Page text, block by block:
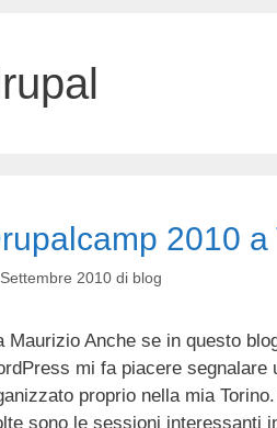
2010
2010 di blog
Maurizio Anche se in questo
mi fa piacere segnalare
proprio nella mia
sono le sessioni interessanti